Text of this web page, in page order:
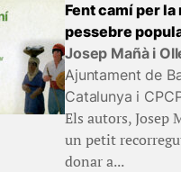
Fent camí per
pessebre
Josep Mañà i
Ajuntament de
Catalunya i
Els autors, Josep
un petit
donar a...